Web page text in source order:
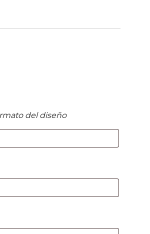
del diseño